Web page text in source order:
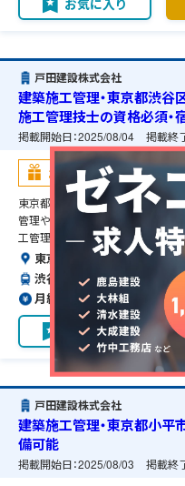
お気に入り
戸田建設株式会社
建築施工管理・東京都渋谷
施工管理技士の資格必須・
掲載開始日：2025/08/04 掲載終
お祝い金
東京都渋谷区のオフィスビル新築
管理や品質管理、工程管理などの
工管理技士の資格必須となります。
東京都渋谷区
渋谷駅より徒歩で5分
月給約59〜100万円（前職給
お気に入り
戸田建設株式会社
建築施工管理・東京都小平
備可能
掲載開始日：2025/08/03 掲載終